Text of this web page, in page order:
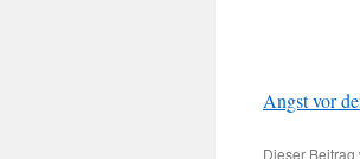
Angst vor
Dieser